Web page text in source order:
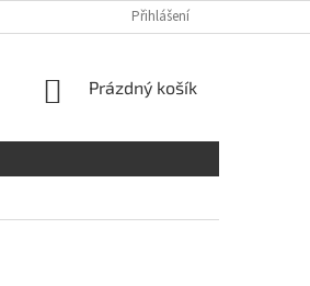
Přihlášení
NÁKUPNÍ
Prázdný košík